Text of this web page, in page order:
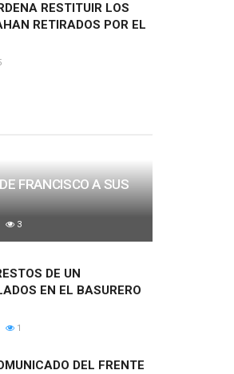
RESTITUIR LOS
RETIRADOS POR EL
FRANCISCO A SUS
3
DE UN
EN EL BASURERO
1
DEL FRENTE